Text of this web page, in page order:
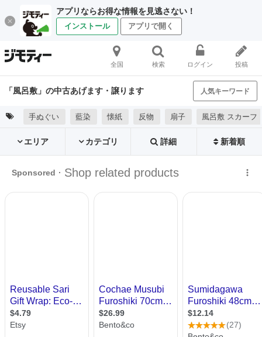
アプリならお得な情報を見逃さない！
インストール アプリで開く
全国 検索 ログイン 投稿
「風呂敷」の中古あげます・譲ります 人気キーワード
手ぬぐい 藍染 懐紙 反物 扇子 風呂敷 スカーフ
エリア カテゴリ 詳細 新着順